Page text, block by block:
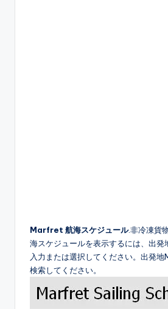
Marfret 航海スケジュール.非冷凍貨
海スケジュールを表示するには、出発
入力または選択してください。出発
検索してください。